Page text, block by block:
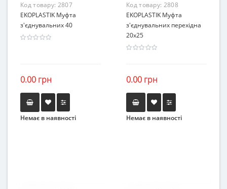
Код товару: 2807
EKOPLASTIK Муфта
з'єднувальних 40
0.00 грн
Немає в наявності
Код товару: 2808
EKOPLASTIK Муфта
з'єднувальних перехідна
20х25
0.00 грн
Немає в наявності